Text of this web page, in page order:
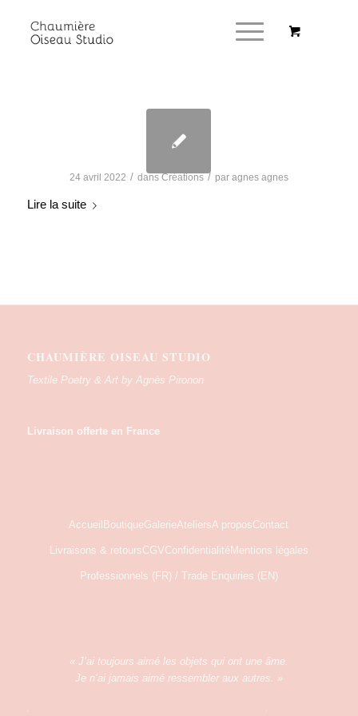
24 avril 2022 / dans Créations / par agnes agnes
Lire la suite
CHAUMIÈRE OISEAU STUDIO
Textile Poetry & Art by Agnès Pironon
Livraison offerte en France
Accueil BoutiqueGalerieAteliersA proposContact
Livraisons & retoursCGVConfidentialité Mentions légales
Professionnels (FR) / Trade Enquiries (EN)
« J’ai toujours aimé les objets qui ont une âme.
Je n’ai jamais aimé ressembler aux autres. »